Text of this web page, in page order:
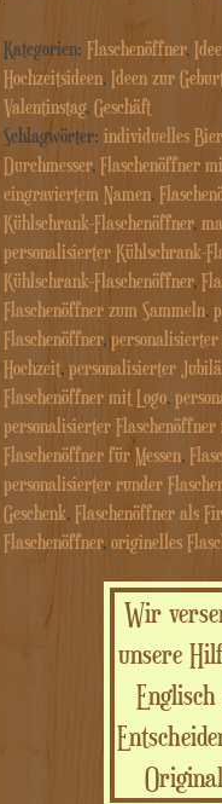
Kategorien: Flaschenöffner,
Hochzeitsideen, Ideen zur
Valentinstag, Geschäft
Schlagwörter: individuelles
Durchmesser, Flaschenöffner
eingraviertem Namen,
Kühlschrank-Flaschenöffner,
personalisierter Kühlschrank-
Kühlschrank-Flaschenöffner,
Flaschenöffner zum Sammeln,
Flaschenöffner,
Hochzeit, personalisierter
Flaschenöffner mit Logo,
personalisierter Flaschenöffner
Flaschenöffner für Messen,
personalisierter runder
Geschenk, Flaschenöffner als
Flaschenöffner, originelles
Wir
unsere